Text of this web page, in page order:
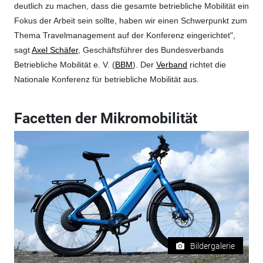
deutlich zu machen, dass die gesamte betriebliche Mobilität ein
Fokus der Arbeit sein sollte, haben wir einen Schwerpunkt zum
Thema Travelmanagement auf der Konferenz eingerichtet",
sagtAxel Schäfer, Geschäftsführer des Bundesverbands
Betriebliche Mobilität e. V. (BBM). Der Verband richtet die
Nationale Konferenz für betriebliche Mobilität aus.
Facetten der Mikromobilität
Bildergalerie